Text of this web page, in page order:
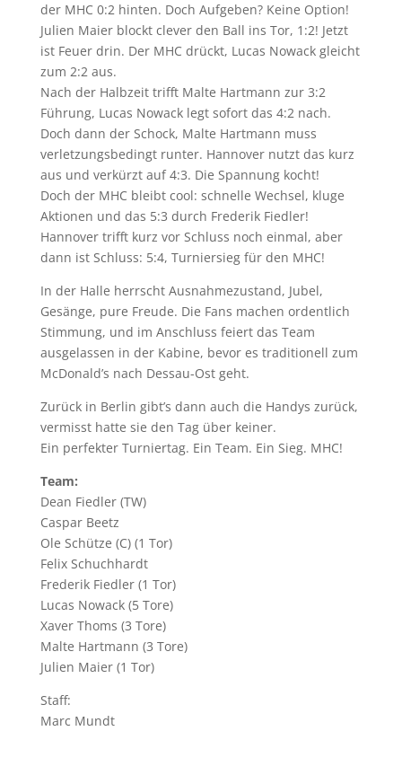
der MHC 0:2 hinten. Doch Aufgeben? Keine Option!
Julien Maier blockt clever den Ball ins Tor, 1:2! Jetzt
ist Feuer drin. Der MHC drückt, Lucas Nowack gleicht
zum 2:2 aus.
Nach der Halbzeit trifft Malte Hartmann zur 3:2
Führung, Lucas Nowack legt sofort das 4:2 nach.
Doch dann der Schock, Malte Hartmann muss
verletzungsbedingt runter. Hannover nutzt das kurz
aus und verkürzt auf 4:3. Die Spannung kocht!
Doch der MHC bleibt cool: schnelle Wechsel, kluge
Aktionen und das 5:3 durch Frederik Fiedler!
Hannover trifft kurz vor Schluss noch einmal, aber
dann ist Schluss: 5:4, Turniersieg für den MHC!
In der Halle herrscht Ausnahmezustand, Jubel,
Gesänge, pure Freude. Die Fans machen ordentlich
Stimmung, und im Anschluss feiert das Team
ausgelassen in der Kabine, bevor es traditionell zum
McDonald’s nach Dessau-Ost geht.
Zurück in Berlin gibt’s dann auch die Handys zurück,
vermisst hatte sie den Tag über keiner.
Ein perfekter Turniertag. Ein Team. Ein Sieg. MHC!
Team:
Dean Fiedler (TW)
Caspar Beetz
Ole Schütze (C) (1 Tor)
Felix Schuchhardt
Frederik Fiedler (1 Tor)
Lucas Nowack (5 Tore)
Xaver Thoms (3 Tore)
Malte Hartmann (3 Tore)
Julien Maier (1 Tor)
Staff:
Marc Mundt